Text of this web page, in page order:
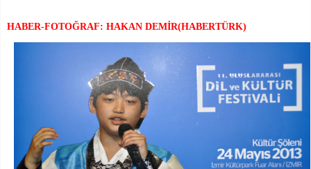
HABER-FOTOĞRAF: HAKAN DEMİR(HABERTÜRK)